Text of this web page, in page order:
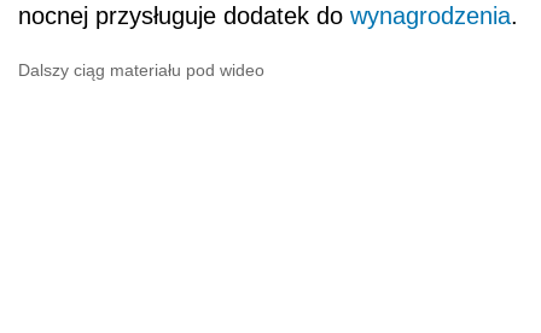
nocnej przysługuje dodatek do wynagrodzenia.
Dalszy ciąg materiału pod wideo